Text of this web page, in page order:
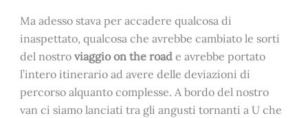
Ma adesso stava per accadere qualcosa di
inaspettato, qualcosa che avrebbe cambiato le sorti
del nostro viaggio on the roade avrebbe portato
l’intero itinerario ad avere delle deviazioni di
percorso alquanto complesse. A bordo del nostro
van ci siamo lanciati tra gli angusti tornanti a U che